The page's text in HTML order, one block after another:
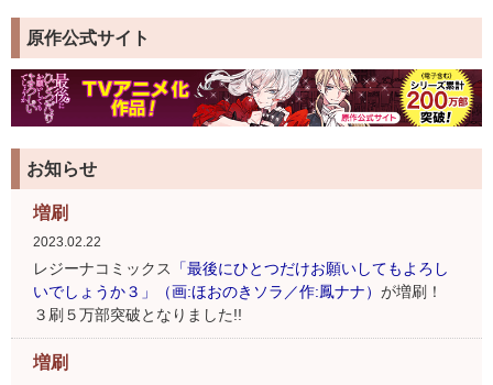
原作公式サイト
お知らせ
増刷
2023.02.22
レジーナコミックス
「最後にひとつだけお願いしてもよろし
いでしょうか３」（画:ほおのきソラ／作:鳳ナナ） が増刷！
３刷５万部突破となりました!!
増刷